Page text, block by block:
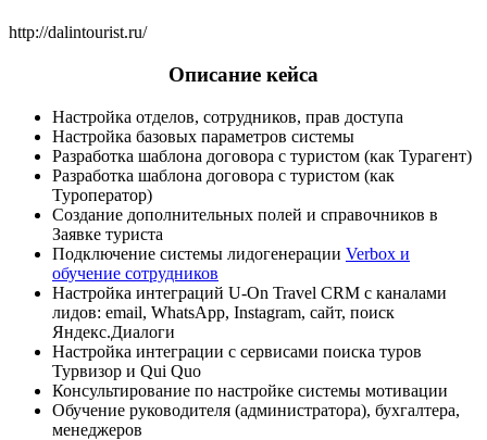
http://dalintourist.ru/
Описание кейса
Настройка отделов, сотрудников, прав доступа
Настройка базовых параметров системы
Разработка шаблона договора с туристом (как Турагент)
Разработка шаблона договора с туристом (как
Туроператор)
Создание дополнительных полей и справочников в
Заявке туриста
Подключение системы лидогенерации Verbox и
обучение сотрудников
Настройка интеграций U-On Travel CRM с каналами
лидов: email, WhatsApp, Instagram, сайт, поиск
Яндекс.Диалоги
Настройка интеграции с сервисами поиска туров
Турвизор и Qui Quo
Консультирование по настройке системы мотивации
Обучение руководителя (администратора), бухгалтера,
менеджеров